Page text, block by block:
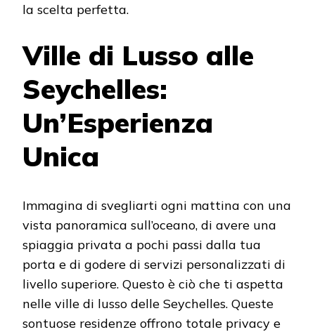
la scelta perfetta.
Ville di Lusso alle
Seychelles:
Un’Esperienza
Unica
Immagina di svegliarti ogni mattina con una
vista panoramica sull’oceano, di avere una
spiaggia privata a pochi passi dalla tua
porta e di godere di servizi personalizzati di
livello superiore. Questo è ciò che ti aspetta
nelle ville di lusso delle Seychelles. Queste
sontuose residenze offrono totale privacy e